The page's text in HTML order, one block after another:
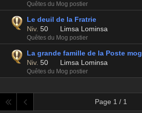
Quêtes du Mog postier
Le deuil de la Fratrie
Niv. 50 Limsa Lominsa
Quêtes du Mog postier
La grande famille de la Poste mog
Niv. 50 Limsa Lominsa
Quêtes du Mog postier
Page 1 / 1